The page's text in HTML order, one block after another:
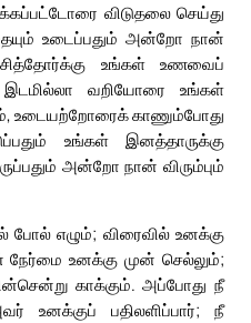
விடுதலை செய்து
உடைப்பதும் அன்றோ நான்
உங்கள் உணவைப்
இடமில்லா வறியோரை உங்கள்
உடையற்றோரைக் காணும்போது
உங்கள் இனத்தாருக்கு
அன்றோ நான் விரும்பும்
போல் எழும்; விரைவில் உனக்கு
நேர்மை உனக்கு முன் செல்லும்;
காக்கும். அப்போது நீ
உனக்குப் பதிலளிப்பார்; நீ